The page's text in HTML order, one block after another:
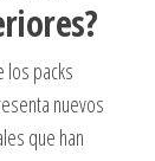
los packs
nuevos
que han